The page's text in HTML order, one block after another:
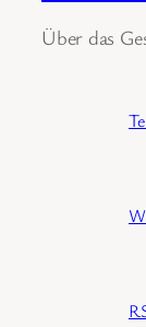
Über das